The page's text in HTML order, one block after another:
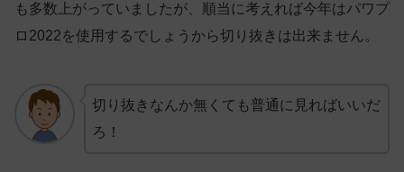
も多数上がっていましたが、順当に考えれば今年はパワプ
ロ2022を使用するでしょうから切り抜きは出来ません。
切り抜きなんか無くても普通に見ればいいだ
ろ！